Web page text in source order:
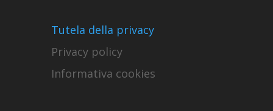
Tutela della privacy
Privacy policy
Informativa cookies